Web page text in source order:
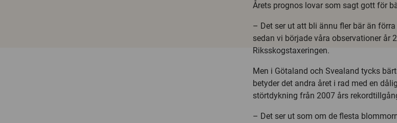
Årets prognos lovar som sagt gott för
– Det ser ut att bli ännu fler bär än
sedan vi började våra observationer år
Riksskogstaxeringen.
Men i Götaland och Svealand tycks
betyder det andra året i rad med en
störtdykning från 2007 års
– Det ser ut som om de flesta